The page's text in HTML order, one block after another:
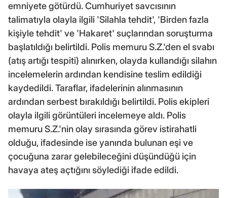
emniyete götürdü. Cumhuriyet savcısının
talimatıyla olayla ilgili 'Silahla tehdit', 'Birden fazla
kişiyle tehdit' ve 'Hakaret' suçlarından soruşturma
başlatıldığı belirtildi. Polis memuru S.Z.'den el svabı
(atış artığı tespiti) alınırken, olayda kullandığı silahın
incelemelerin ardından kendisine teslim edildiği
kaydedildi. Taraflar, ifadelerinin alınmasının
ardından serbest bırakıldığı belirtildi. Polis ekipleri
olayla ilgili görüntüleri incelemeye aldı. Polis
memuru S.Z.'nin olay sırasında görev istirahatli
olduğu, ifadesinde ise yanında bulunan eşi ve
çocuğuna zarar gelebileceğini düşündüğü için
havaya ateş açtığını söylediği ifade edildi.